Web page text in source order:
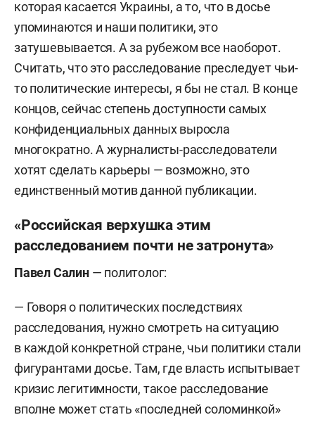
которая касается Украины, а то, что в досье
упоминаются и наши политики, это
затушевывается. А за рубежом все наоборот.
Считать, что это расследование преследует чьи-
то политические интересы, я бы не стал. В конце
концов, сейчас степень доступности самых
конфиденциальных данных выросла
многократно. А журналисты-расследователи
хотят сделать карьеры — возможно, это
единственный мотив данной публикации.
«Российская верхушка этим
расследованием почти не затронута»
Павел Салин— политолог:
— Говоря о политических последствиях
расследования, нужно смотреть на ситуацию
в каждой конкретной стране, чьи политики стали
фигурантами досье. Там, где власть испытывает
кризис легитимности, такое расследование
вполне может стать «последней соломинкой»